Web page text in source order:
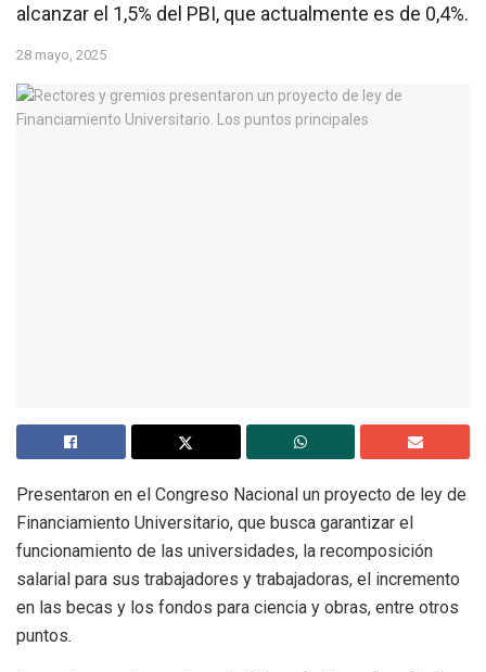
alcanzar el 1,5% del PBI, que actualmente es de 0,4%.
28 mayo, 2025
Presentaron en el Congreso Nacional un proyecto de ley de
Financiamiento Universitario, que busca garantizar el
funcionamiento de las universidades, la recomposición
salarial para sus trabajadores y trabajadoras, el incremento
en las becas y los fondos para ciencia y obras, entre otros
puntos.